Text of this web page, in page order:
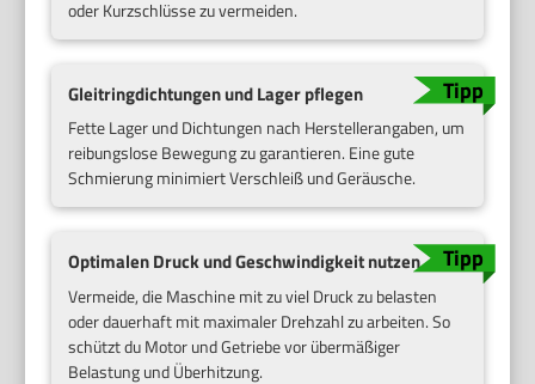
oder Kurzschlüsse zu vermeiden.
Gleitringdichtungen und Lager pflegen
Fette Lager und Dichtungen nach Herstellerangaben, um
reibungslose Bewegung zu garantieren. Eine gute
Schmierung minimiert Verschleiß und Geräusche.
Optimalen Druck und Geschwindigkeit nutzen
Vermeide, die Maschine mit zu viel Druck zu belasten
oder dauerhaft mit maximaler Drehzahl zu arbeiten. So
schützt du Motor und Getriebe vor übermäßiger
Belastung und Überhitzung.